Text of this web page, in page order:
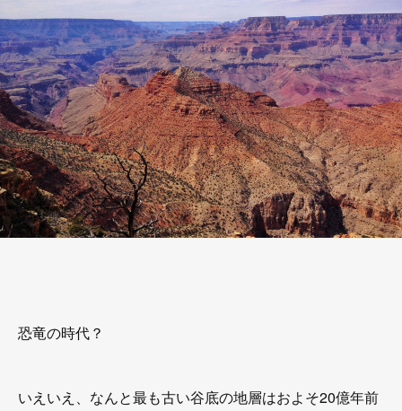
恐竜の時代？
いえいえ、なんと最も古い谷底の地層はおよそ20億年前